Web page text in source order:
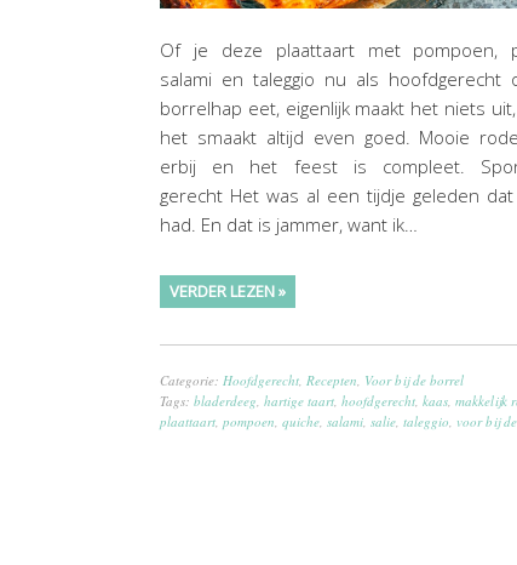
Of je deze plaattaart met pompoen,
salami en taleggio nu als hoofdgerecht
borrelhap eet, eigenlijk maakt het niets
het smaakt altijd even goed. Mooie
erbij en het feest is compleet.
gerecht Het was al een tijdje geleden
had. En dat is jammer, want ik…
VERDER LEZEN »
Categorie: Hoofdgerecht Recepten Voor bij de borrel
Tags: bladerdeeg hartige taart hoofdgerecht kaas makkelijk
plaattaart pompoen quiche salami salie taleggio voor bij